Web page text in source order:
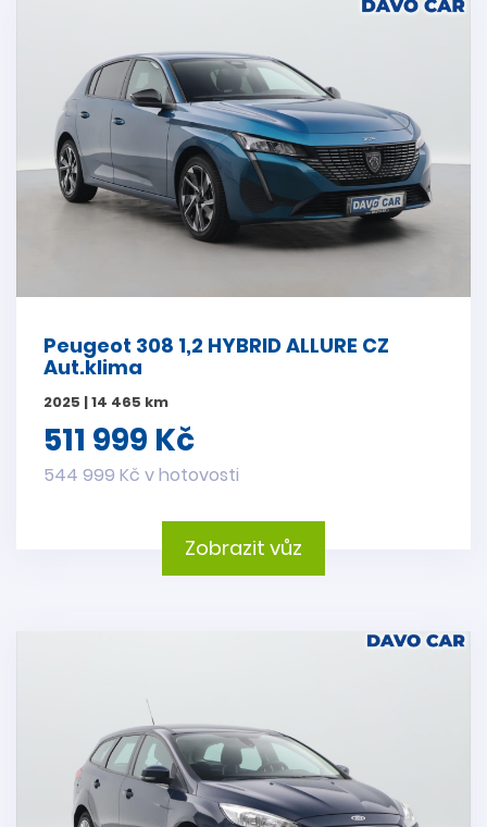
Peugeot 308 1,2 HYBRID ALLURE CZ
Aut.klima
2025 | 14 465 km
511 999 Kč
544 999 Kč v hotovosti
Zobrazit vůz